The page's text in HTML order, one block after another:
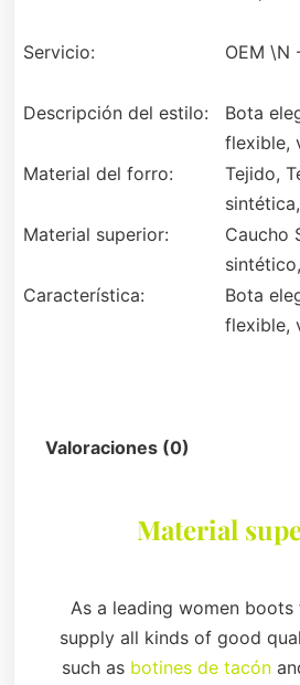
Servicio: OEM \N
Descripción del estilo:
Bota
flexible,
Material del forro:
Tejido,
Material superior:
Caucho
Característica:
Bota
flexible,
Valoraciones (0)
Material
As a leading women
supply all kinds of good
such as botines de tacón